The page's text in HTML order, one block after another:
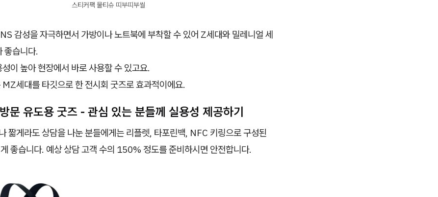
스티커팩 물티슈 띠부띠부씰
감성을 자극하면서 가방이나 노트북에 부착할 수 있어 Z세대와 밀레니얼 세
좋습니다.
성이 높아 현장에서 바로 사용할 수 있고요.
MZ세대를 타깃으로 한 전시회 굿즈로 효과적이에요.
문 유도용 굿즈 - 관심 있는 분들께 실용성 제공하기
짧게라도 상담을 나눈 분들에게는 리플렛, 타포린백, NFC 키링으로 구성된
좋습니다. 예상 상담 고객 수의 150% 정도를 준비하시면 안전합니다.